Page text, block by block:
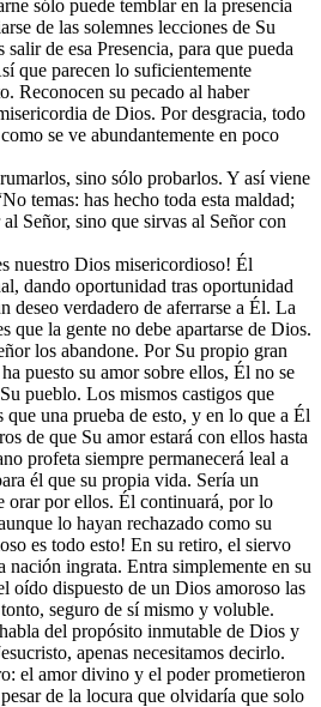
sólo puede temblar en la presencia
de las solemnes lecciones de Su
de esa Presencia, para que pueda
que parecen lo suficientemente
Reconocen su pecado al haber
de Dios. Por desgracia, todo
se ve abundantemente en poco
sino sólo probarlos. Y así viene
temas: has hecho toda esta maldad;
Señor, sino que sirvas al Señor con
nuestro Dios misericordioso! Él
dando oportunidad tras oportunidad
deseo verdadero de aferrarse a Él. La
que la gente no debe apartarse de Dios.
los abandone. Por Su propio gran
puesto su amor sobre ellos, Él no se
pueblo. Los mismos castigos que
que una prueba de esto, y en lo que a Él
de que Su amor estará con ellos hasta
profeta siempre permanecerá leal a
él que su propia vida. Sería un
orar por ellos. Él continuará, por lo
lo hayan rechazado como su
es todo esto! En su retiro, el siervo
nación ingrata. Entra simplemente en su
oído dispuesto de un Dios amoroso las
seguro de sí mismo y voluble.
del propósito inmutable de Dios y
apenas necesitamos decirlo.
el amor divino y el poder prometieron
de la locura que olvidaría que solo